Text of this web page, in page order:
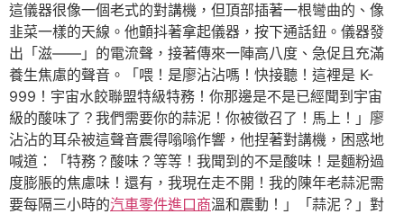
這儀器很像一個老式的對講機，但頂部插著一根彎曲的、像
韭菜一樣的天線。他顫抖著拿起儀器，按下通話鈕。儀器發
出「滋——」的電流聲，接著傳來一陣高八度、急促且充滿
養生焦慮的聲音。「喂！是廖沾沾嗎！快接聽！這裡是 K-
999！宇宙水餃聯盟特級特務！你那邊是不是已經聞到宇宙
級的酸味了？我們需要你的蒜泥！你被徵召了！馬上！」廖
沾沾的耳朵被這聲音震得嗡嗡作響，他捏著對講機，困惑地
喊道：「特務？酸味？等等！我聞到的不是酸味！是麵粉過
度膨脹的焦慮味！還有，我現在走不開！我的陳年老蒜泥需
要每隔三小時的汽車零件進口商溫和震動！」「蒜泥？」對